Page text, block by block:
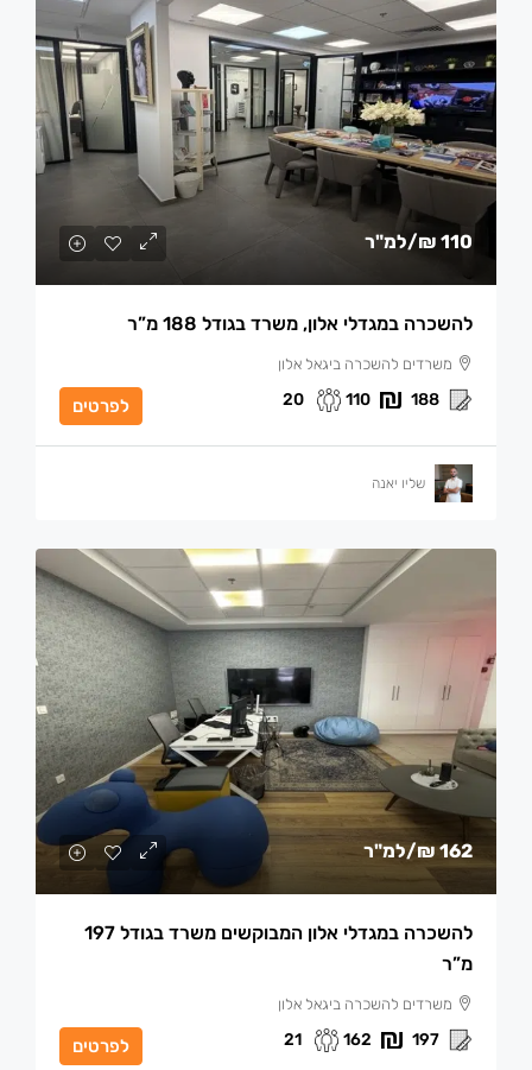
110 ₪ /למ"ר
להשכרה במגדלי אלון, משרד בגודל 188 מ”ר
משרדים להשכרה ביגאל אלון
188
110
20 לפרטים
שליו יאנה
162 ₪ /למ"ר
להשכרה במגדלי אלון המבוקשים משרד בגודל 197
מ”ר
משרדים להשכרה ביגאל אלון
197
162
21 לפרטים